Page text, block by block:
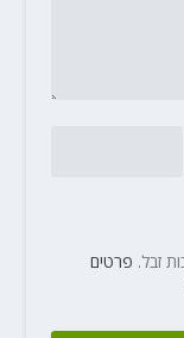
פרטים